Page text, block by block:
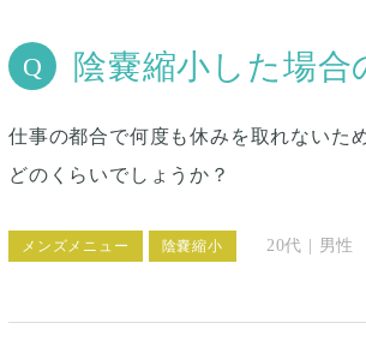
陰嚢縮小した場合
仕事の都合で何度も休みを取れないた
どのくらいでしょうか？
メンズメニュー 陰嚢縮小 20代 | 男性